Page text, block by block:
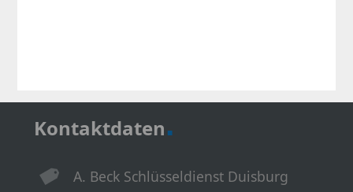
Kontaktdaten.
A. Beck Schlüsseldienst Duisburg